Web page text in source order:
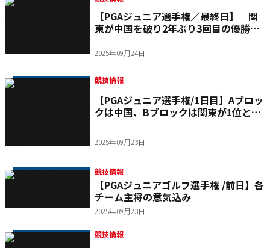
【PGAジュニア選手権／最終日】 関
東が中国を破り2年ぶり3回目の優勝を
2025年09月24日
競技情報
【PGAジュニア選手権/1日目】Aブロッ
クは中国、Bブロックは関東が1位とな
2025年09月23日
競技情報
【PGAジュニアゴルフ選手権 /前日】各
チーム主将の意気込み
2025年09月23日
競技情報